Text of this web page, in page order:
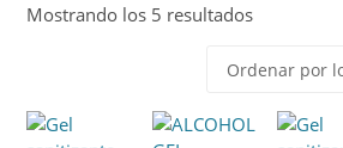
Mostrando los 5 resultadosOrdenado
los
últimos